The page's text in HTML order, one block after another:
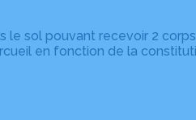
le sol pouvant recevoir 2
en fonction de la